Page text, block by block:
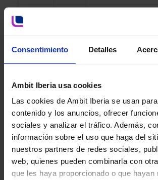
Consentimiento Detalles
Ambit Iberia usa cookies
Las cookies de Ambit Iberia se usan
contenido y los anuncios, ofrecer
sociales y analizar el tráfico. Además,
información sobre el uso que haga del
nuestros partners de redes sociales,
web, quienes pueden combinarla con
que les haya proporcionado o que hayan
Acompanha a
utilizador com
incorporados.
LogsDatabaseV2:V#
youtube.comAcompanha a
utilizador com
NID google.comRegista um ID
dispositivo para
personalizar
remote_sidyoutube.comNecessário para
funcionalidade de
conteúdo de vídeo
YouTube.